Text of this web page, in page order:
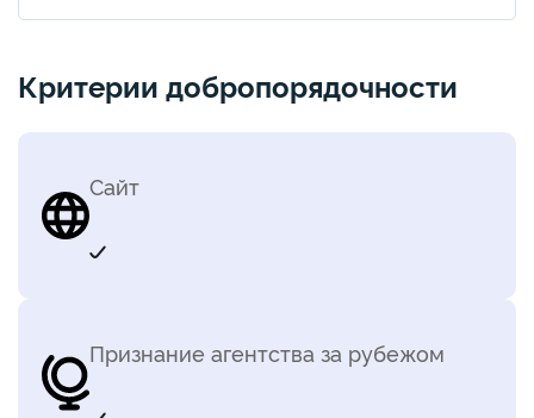
Критерии добропорядочности
Сайт
Признание агентства за рубежом